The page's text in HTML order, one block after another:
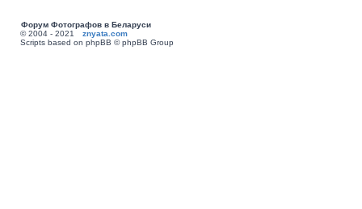
Форум Фотографов в Беларуси
© 2004 - 2021 znyata.com
Scripts based on phpBB © phpBB Group